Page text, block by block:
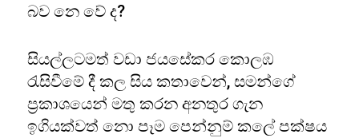
බව නෙ වේ ද?
සියල්ලටමත් වඩා ජයසේකර කොලඹ
රැසිවීමේ දී කල සිය කතාවෙන්, සමන්ගේ
ප්‍රකාශයෙන් මතු කරන අනතුර ගැන
ඉගියක්වත් නො පෑම පෙන්නුම් කලේ පක්ෂය